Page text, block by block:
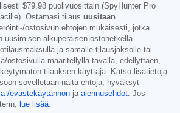
$79.98 puolivuosittain (SpyHunter Pro
Ostamasi tilaus uusitaan
ostosivun ehtojen mukaisesti, jotka
uusimisen alkuperäisen ostohetkellä
ja samalle tilausjaksolle tai
ostosivulla määritellyllä tavalla, edellyttäen,
tilauksen käyttäjä. Katso lisätietoja
sovelletaan näitä ehtoja, hyväksyt
evästekäytännön ja alennusehdot . Jos
lue lisää